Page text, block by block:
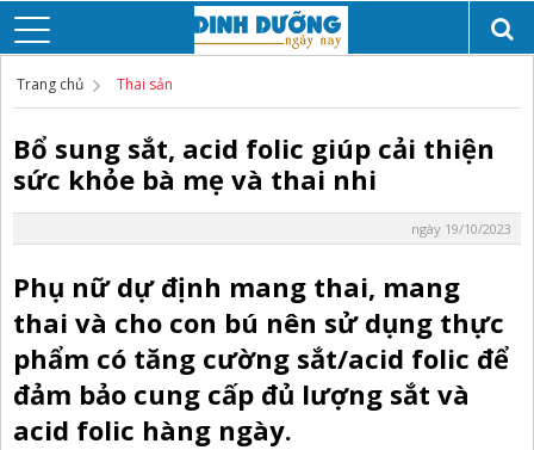
Trang chủ Thai sản
Bổ sung sắt, acid folic giúp cải thiện
sức khỏe bà mẹ và thai nhi
ngày 19/10/2023
Phụ nữ dự định mang thai, mang
thai và cho con bú nên sử dụng thực
phẩm có tăng cường sắt/acid folic để
đảm bảo cung cấp đủ lượng sắt và
acid folic hàng ngày.